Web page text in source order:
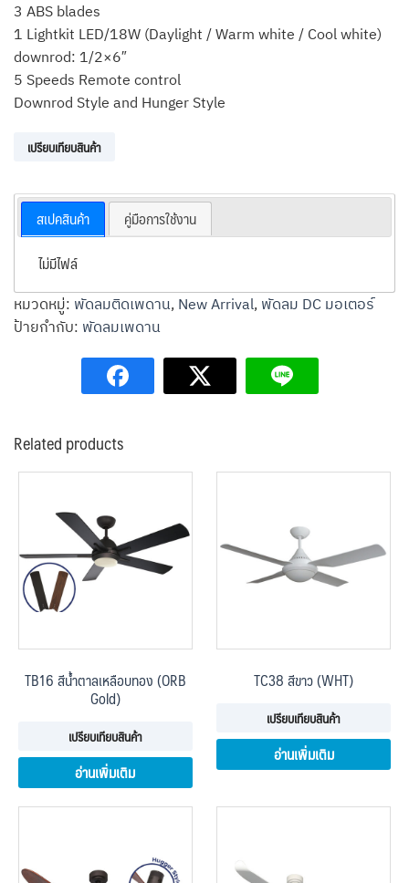
3 ABS blades
1 Lightkit LED/18W (Daylight / Warm white / Cool white)
downrod: 1/2×6″
5 Speeds Remote control
Downrod Style and Hunger Style
เปรียบเทียบสินค้า
สเปคสินค้า
คู่มือการใช้งาน
ไม่มีไฟล์
หมวดหมู่: พัดลมติดเพดาน, New Arrival, พัดลม DC มอเตอร์
ป้ายกำกับ: พัดลมเพดาน
Related products
TB16 สีน้ำตาลเหลือบทอง (ORB
Gold)
เปรียบเทียบสินค้า
อ่านเพิ่มเติม
TC38 สีขาว (WHT)
เปรียบเทียบสินค้า
อ่านเพิ่มเติม